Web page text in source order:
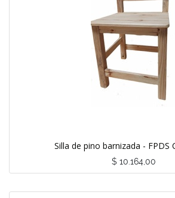
Silla de pino barnizada - FPDS
$ 10.164,00